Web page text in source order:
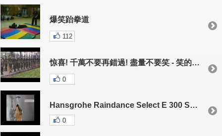
爆笑跆拳道
112
惊喜! 千萬不要再錯過! 盡量不要笑 - 笑的不停哈哈 - 天天開心 P8
0
Hansgrohe Raindance Select E 300 Showerpipe
0